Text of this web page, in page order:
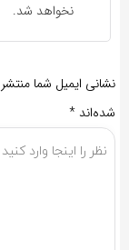
نخواهد شد.
نشانی ایمیل شما
شده‌اند *